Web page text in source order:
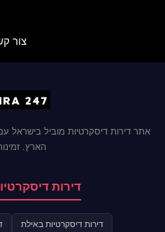
צור
אתר דירות דיסקרטיות מוביל בישראל
הארץ. זמינות
דירות
דירות דיסקרטיות באילת